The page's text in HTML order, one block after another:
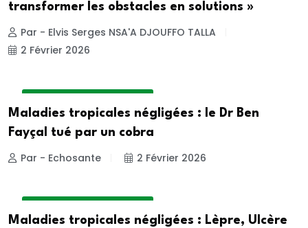
transformer les obstacles en solutions »
Par - Elvis Serges NSA'A DJOUFFO TALLA
2 Février 2026
Maladies tropicales négligées : le Dr Ben
Fayçal tué par un cobra
Par - Echosante 2 Février 2026
Maladies tropicales négligées : Lèpre, Ulcère